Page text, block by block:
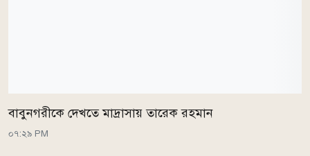
বাবুনগরীকে দেখতে মাদ্রাসায় তারেক রহমান
০৭:২৯ PM